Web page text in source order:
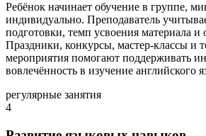
Ребёнок начинает обучение в группе,
индивидуально. Преподаватель
подготовки, темп усвоения материала и
Праздники, конкурсы, мастер-классы и
мероприятия помогают поддерживать
вовлечённость в изучение английского
регулярные занятия
4